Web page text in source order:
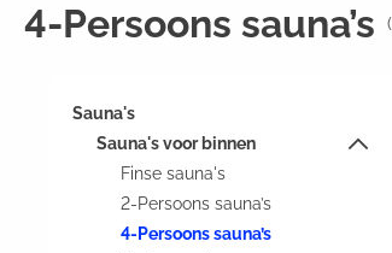
4-Persoons sauna’s (
Sauna's
Sauna's voor binnen
Finse sauna's
2-Persoons sauna’s
4-Persoons sauna’s